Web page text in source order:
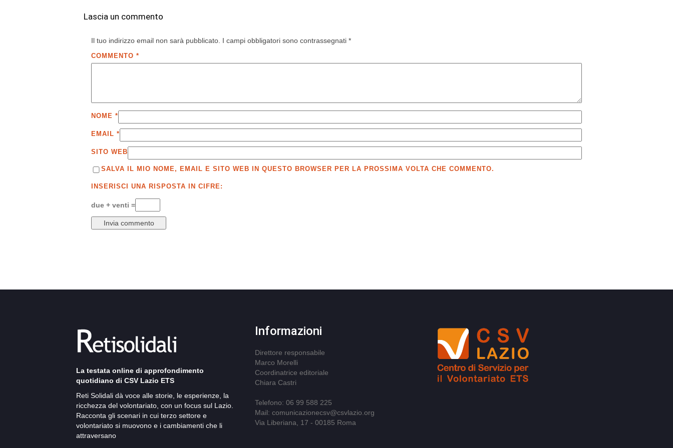
Lascia un commento
Il tuo indirizzo email non sarà pubblicato. I campi obbligatori sono contrassegnati *
COMMENTO *
NOME *
EMAIL *
SITO WEB
SALVA IL MIO NOME, EMAIL E SITO WEB IN QUESTO BROWSER PER LA PROSSIMA VOLTA CHE COMMENTO.
INSERISCI UNA RISPOSTA IN CIFRE:
due + venti =
La testata online di approfondimento
quotidiano di CSV Lazio ETS
Reti Solidali dà voce alle storie, le esperienze, la
ricchezza del volontariato, con un focus sul Lazio.
Racconta gli scenari in cui terzo settore e
volontariato si muovono e i cambiamenti che li
attraversano
Informazioni
Direttore responsabile
Marco Morelli
Coordinatrice editoriale
Chiara Castri
Telefono: 06 99 588 225
Mail: comunicazionecsv@csvlazio.org
Via Liberiana, 17 - 00185 Roma